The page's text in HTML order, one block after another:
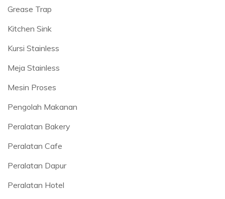
Grease Trap
Kitchen Sink
Kursi Stainless
Meja Stainless
Mesin Proses
Pengolah Makanan
Peralatan Bakery
Peralatan Cafe
Peralatan Dapur
Peralatan Hotel